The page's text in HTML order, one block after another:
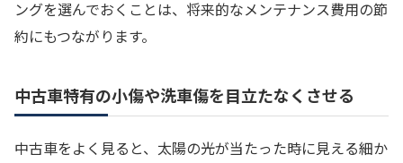
ングを選んでおくことは、将来的なメンテナンス費用の節
約にもつながります。
中古車特有の小傷や洗車傷を目立たなくさせる
中古車をよく見ると、太陽の光が当たった時に見える細か